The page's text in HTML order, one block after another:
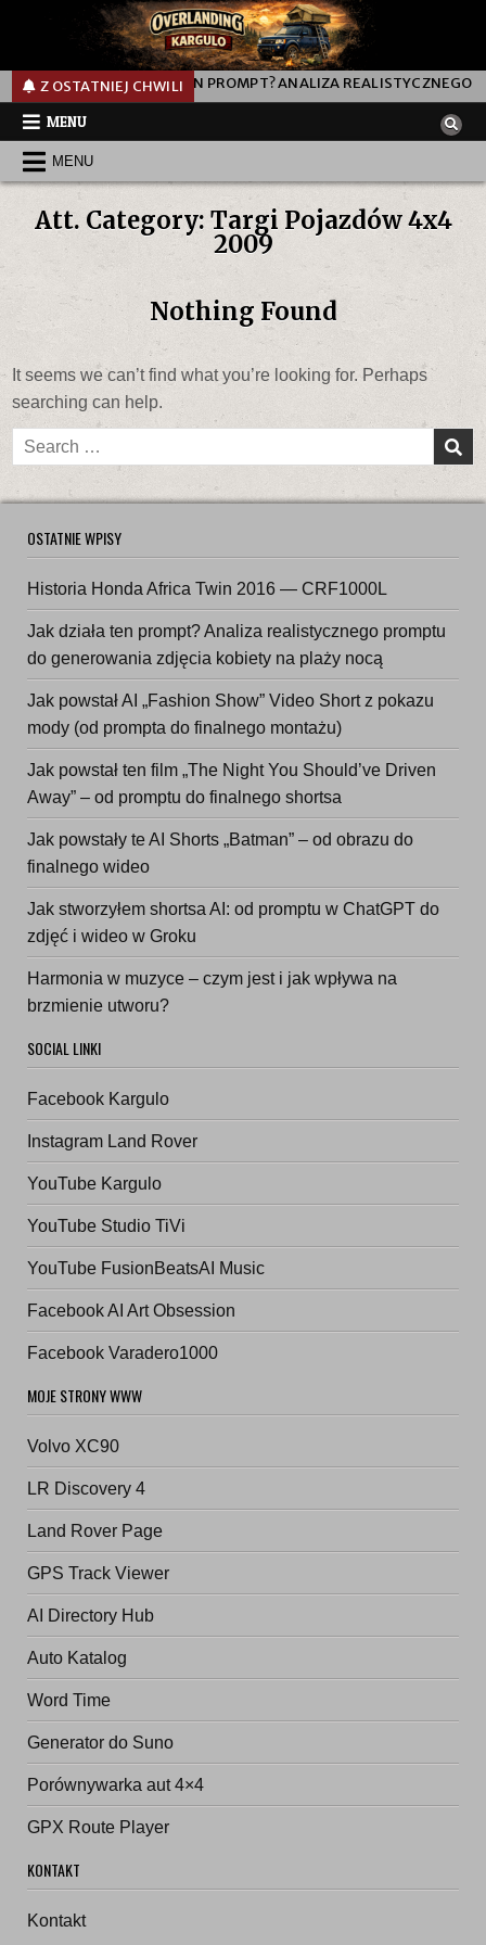
Z OSTATNIEJ CHWILI
JAK DZIAŁA TEN PROMPT? ANALIZA REALISTYCZNEGO
MENU
MENU
Att. Category: Targi Pojazdów 4x4
2009
Nothing Found
It seems we can’t find what you’re looking for. Perhaps
searching can help.
Search
for:
OSTATNIE WPISY
Historia Honda Africa Twin 2016 — CRF1000L
Jak działa ten prompt? Analiza realistycznego promptu
do generowania zdjęcia kobiety na plaży nocą
Jak powstał AI „Fashion Show” Video Short z pokazu
mody (od prompta do finalnego montażu)
Jak powstał ten film „The Night You Should’ve Driven
Away” – od promptu do finalnego shortsa
Jak powstały te AI Shorts „Batman” – od obrazu do
finalnego wideo
Jak stworzyłem shortsa AI: od promptu w ChatGPT do
zdjęć i wideo w Groku
Harmonia w muzyce – czym jest i jak wpływa na
brzmienie utworu?
SOCIAL LINKI
Facebook Kargulo
Instagram Land Rover
YouTube Kargulo
YouTube Studio TiVi
YouTube FusionBeatsAI Music
Facebook AI Art Obsession
Facebook Varadero1000
MOJE STRONY WWW
Volvo XC90
LR Discovery 4
Land Rover Page
GPS Track Viewer
AI Directory Hub
Auto Katalog
Word Time
Generator do Suno
Porównywarka aut 4×4
GPX Route Player
KONTAKT
Kontakt